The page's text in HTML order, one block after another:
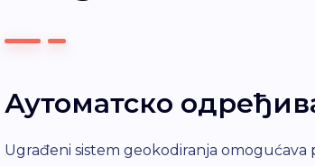
Аутоматско
Ugrađeni sistem geokodiranja